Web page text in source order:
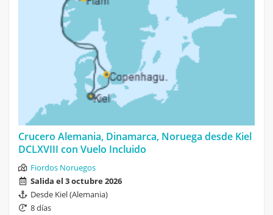
Crucero Alemania, Dinamarca, Noruega desde Kiel
DCLXVIII con Vuelo Incluido
Fiordos Noruegos
Salida el 3 octubre 2026
Desde Kiel (Alemania)
8 días